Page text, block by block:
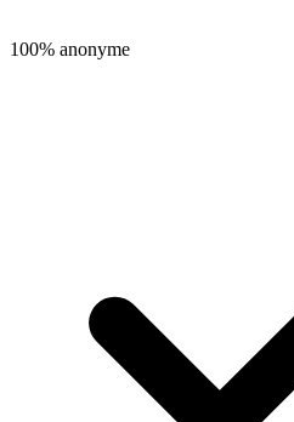
100% anonyme